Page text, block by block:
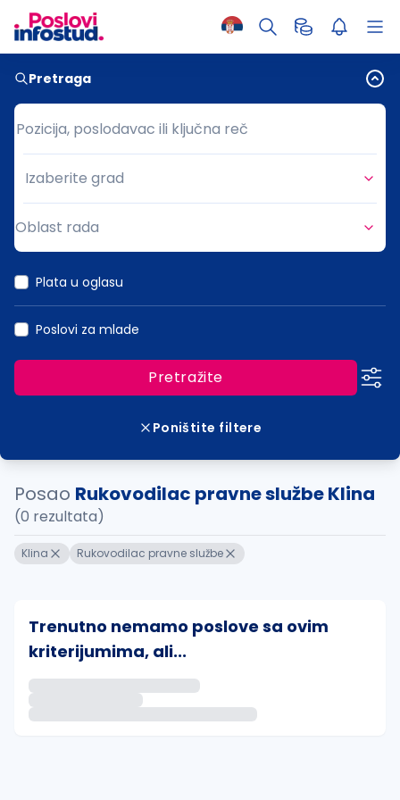
Pretraga
Pozicija, poslodavac ili ključna reč
Pozicija, poslodavac ili ključna reč
Grad
Izaberite grad
Oblast rada
Plata u oglasu
Poslovi za mlade
Pretražite
Poništite filtere
Posao Rukovodilac pravne službe Klina
(0 rezultata)
Klina Rukovodilac pravne službe
Trenutno nemamo poslove sa ovim
kriterijumima, ali...